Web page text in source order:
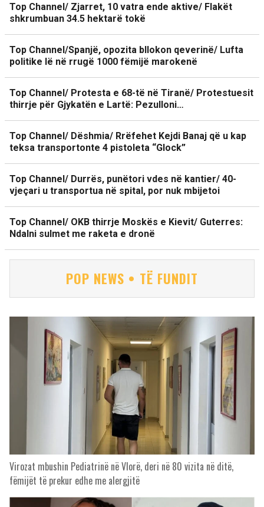
Top Channel/ Zjarret, 10 vatra ende aktive/ Flakët
shkrumbuan 34.5 hektarë tokë
Top Channel/Spanjë, opozita bllokon qeverinë/ Lufta
politike lë në rrugë 1000 fëmijë marokenë
Top Channel/ Protesta e 68-të në Tiranë/ Protestuesit
thirrje për Gjykatën e Lartë: Pezulloni…
Top Channel/ Dëshmia/ Rrëfehet Kejdi Banaj që u kap
teksa transportonte 4 pistoleta “Glock”
Top Channel/ Durrës, punëtori vdes në kantier/ 40-
vjeçari u transportua në spital, por nuk mbijetoi
Top Channel/ OKB thirrje Moskës e Kievit/ Guterres:
Ndalni sulmet me raketa e dronë
POP NEWS • TË FUNDIT
Virozat mbushin Pediatrinë në Vlorë, deri në 80 vizita në ditë,
fëmijët të prekur edhe me alergjitë